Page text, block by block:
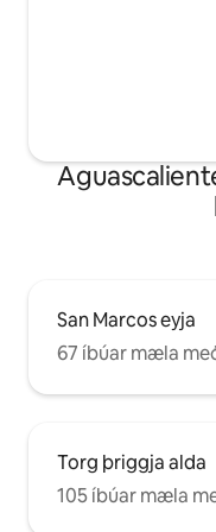
San Marcos eyja
67 íbúar mæla
Torg þriggja alda
105 íbúar mæla